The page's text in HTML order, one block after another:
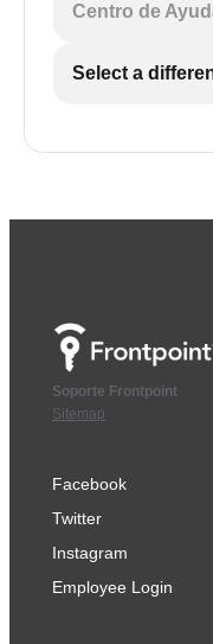
Centro de
Select a
Soporte Frontpoint
Sitemap
Facebook
Twitter
Instagram
Employee Login